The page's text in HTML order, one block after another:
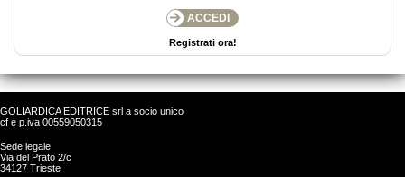
Registrati ora!
GOLIARDICA EDITRICE srl a socio unico
cf e p.iva 00559050315
Sede legale
Via del Prato 2/c
34127 Trieste